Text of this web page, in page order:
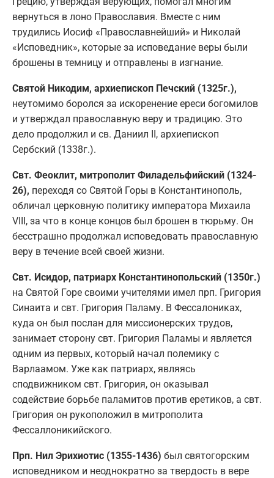
вернуться в лоно Православия. Вместе с ним
трудились Иосиф «Православнейший» и Николай
«Исповедник», которые за исповедание веры были
брошены в темницу и отправлены в изгнание.
Святой Никодим, архиепископ Печский (1325г.),
неутомимо боролся за искоренение ереси богомилов
и утверждал православную веру и традицию. Это
дело продолжил и св. Даниил II, архиепископ
Сербский (1338г.).
Свт. Феоклит, митрополит Филадельфийский (1324-
26), переходя со Святой Горы в Константинополь,
обличал церковную политику императора Михаила
VIII, за что в конце концов был брошен в тюрьму. Он
бесстрашно продолжал исповедовать православную
веру в течение всей своей жизни.
Свт. Исидор, патриарх Константинопольский (1350г.)
на Святой Горе своими учителями имел прп. Григория
Синаита и свт. Григория Паламу. В Фессалониках,
куда он был послан для миссионерских трудов,
занимает сторону свт. Григория Паламы и является
одним из первых, который начал полемику с
Варлаамом. Уже как патриарх, являясь
сподвижником свт. Григория, он оказывал
содействие борьбе паламитов против еретиков, а свт.
Григория он рукоположил в митрополита
Фессаллоникийского.
Прп. Нил Эрихиотис (1355-1436) был святогорским
исповедником и неоднократно за твердость в вере